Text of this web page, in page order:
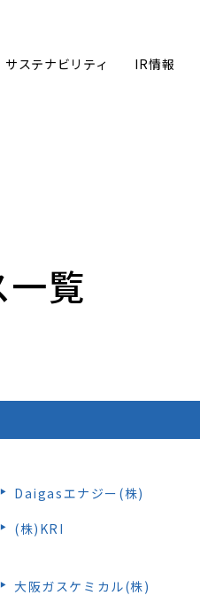
グループ
サステナビリティ IR情報
覧
Daigasエナジー(株)
(株)KRI
大阪ガスケミカル(株)